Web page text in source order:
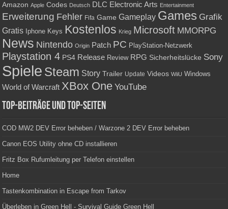
Amazon Apple Codes Deutsch DLC Electronic Arts Entertainment
Erweiterung Fehler Fifa Game Gameplay Games Grafik
Gratis Iphone Keys Kostenlos Krieg Microsoft MMORPG
News Nintendo Origin Patch PC PlayStation-Netzwerk
Playstation 4 PS4 Release Review RPG Sicherheitslücke Sony
Spiele Steam Story Trailer Update Videos WiiU Windows
World of Warcraft XBox One YouTube
Top-Beiträge und Top-Seiten
COD MW2 DEV Error beheben / Warzone 2 DEV Error beheben
Canon EOS Utility ohne CD installieren
Fritz Box Rufumleitung per Telefon einstellen
Home
Tastenkombination in Escape from Tarkov
Überleben in Green Hell - Survival Guide Green Hell